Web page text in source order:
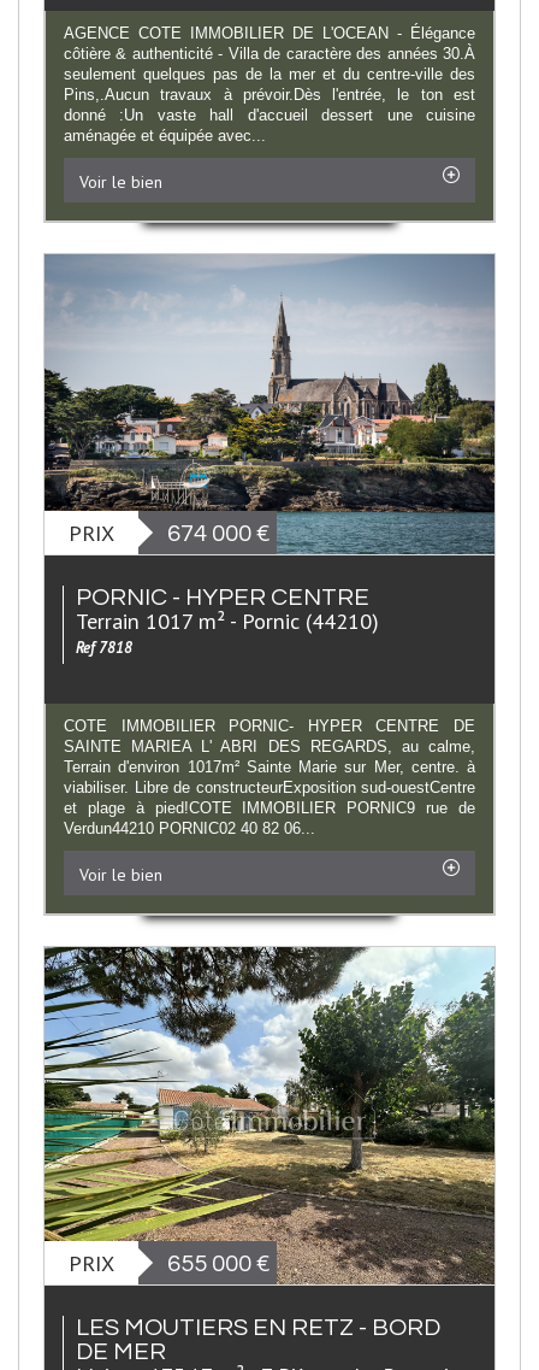
AGENCE COTE IMMOBILIER DE L'OCEAN - Élégance
côtière & authenticité - Villa de caractère des années 30.À
seulement quelques pas de la mer et du centre-ville des
Pins,.Aucun travaux à prévoir.Dès l'entrée, le ton est
donné :Un vaste hall d'accueil dessert une cuisine
aménagée et équipée avec...
Voir le bien
PRIX 674 000 €
PORNIC - HYPER CENTRE
Terrain 1017 m² - Pornic (44210)
Ref 7818
COTE IMMOBILIER PORNIC- HYPER CENTRE DE
SAINTE MARIEA L' ABRI DES REGARDS, au calme,
Terrain d'environ 1017m² Sainte Marie sur Mer, centre. à
viabiliser. Libre de constructeurExposition sud-ouestCentre
et plage à pied!COTE IMMOBILIER PORNIC9 rue de
Verdun44210 PORNIC02 40 82 06...
Voir le bien
PRIX 655 000 €
LES MOUTIERS EN RETZ - BORD
DE MER